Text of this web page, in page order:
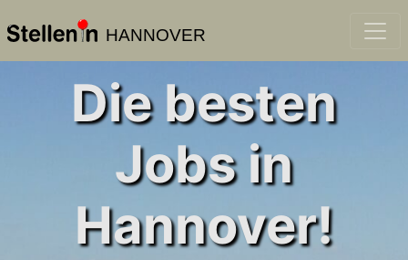
HANNOVER
Die besten
Jobs in
Hannover!